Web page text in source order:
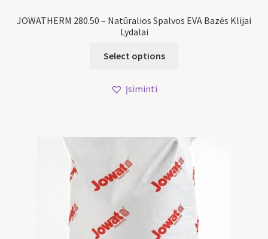
JOWATHERM 280.50 – Natūralios Spalvos EVA Bazės Klijai
Lydalai
Select options
Įsiminti